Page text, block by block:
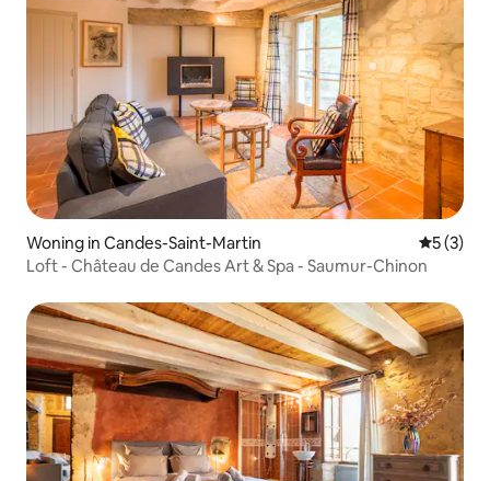
Woning in Candes-Saint-Martin
5 (3)
Loft - Château de Candes Art & Spa - Saumur-Chinon